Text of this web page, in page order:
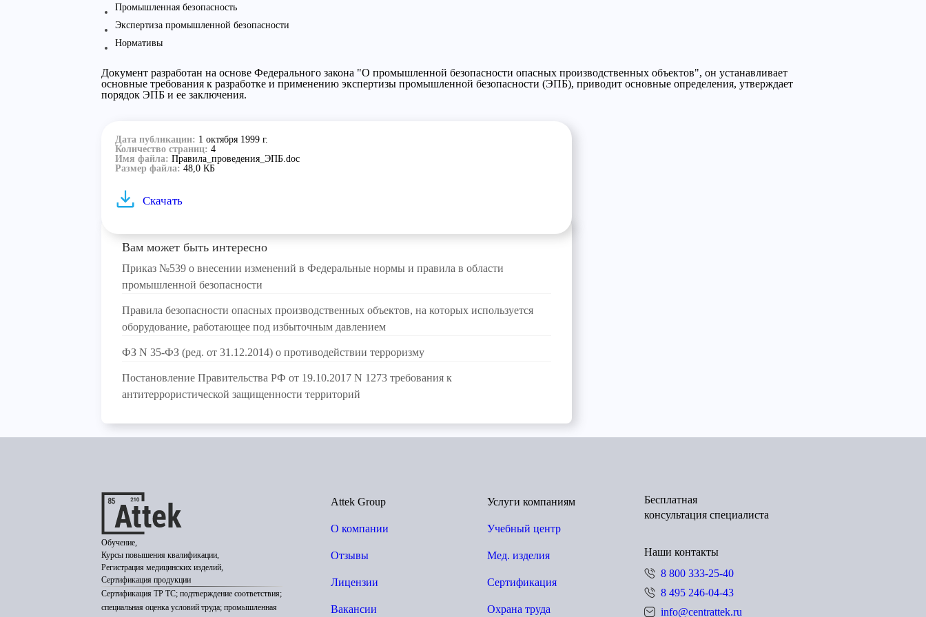
Промышленная безопасность
Экспертиза промышленной безопасности
Нормативы
Документ разработан на основе Федерального закона "О промышленной безопасности опасных производственных объектов", он устанавливает
основные требования к разработке и применению экспертизы промышленной безопасности (ЭПБ), приводит основные определения, утверждает
порядок ЭПБ и ее заключения.
Дата публикации: 1 октября 1999 г.
Количество страниц: 4
Имя файла: Правила_проведения_ЭПБ.doc
Размер файла: 48,0 КБ
Скачать
Вам может быть интересно
Приказ №539 о внесении изменений в Федеральные нормы и правила в области
промышленной безопасности
Правила безопасности опасных производственных объектов, на которых используется
оборудование, работающее под избыточным давлением
ФЗ N 35-ФЗ (ред. от 31.12.2014) о противодействии терроризму
Постановление Правительства РФ от 19.10.2017 N 1273 требования к
антитеррористической защищенности территорий
Обучение,
Курсы повышения квалификации,
Регистрация медицинских изделий,
Сертификация продукции
Сертификация ТР ТС; подтверждение соответствия;
специальная оценка условий труда; промышленная
Attek Group
О компании
Отзывы
Лицензии
Вакансии
Услуги компаниям
Учебный центр
Мед. изделия
Сертификация
Охрана труда
Бесплатная
консультация специалиста
Наши контакты
8 800 333-25-40
8 495 246-04-43
info@centrattek.ru